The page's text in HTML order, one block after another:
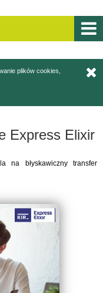
plików cookies,
Express Elixir
na błyskawiczny transfer